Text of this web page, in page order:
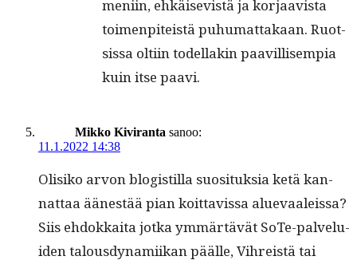
meni­in, ehkäi­se­vistä ja kor­jaav­ista
toimen­piteistä puhu­mat­takaan. Ruot­
sis­sa olti­in todel­lakin paav­il­lisem­pia
kuin itse paavi.
Mikko Kiviranta sanoo:
11.1.2022 14:38
Olisiko arvon blo­gis­til­la suosi­tuk­sia ketä kan­
nat­taa äänestää pian koit­tavis­sa alue­vaaleis­sa?
Siis ehdokkai­ta jot­ka ymmärtävät SoTe-palvelu­
iden talous­dy­nami­ikan päälle, Vihreistä tai